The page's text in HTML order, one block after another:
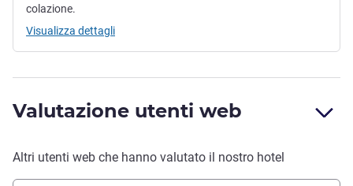
colazione.
Visualizza dettagli
Valutazione utenti web
Altri utenti web che hanno valutato il nostro hotel